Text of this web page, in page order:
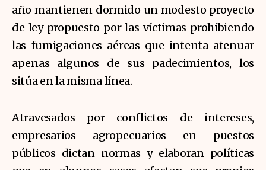
año mantienen dormido un modesto proyecto
de ley propuesto por las víctimas prohibiendo
las fumigaciones aéreas que intenta atenuar
apenas algunos de sus padecimientos, los
sitúa en la misma línea.
Atravesados por conflictos de intereses,
empresarios agropecuarios en puestos
públicos dictan normas y elaboran políticas